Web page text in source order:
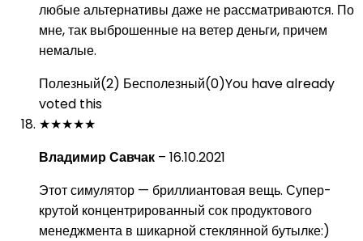
любые альтернативы даже не рассматриваются. По
мне, так выброшенные на ветер деньги, причем
немалые.
Полезный(2) Бесполезный(0)You have already
voted this
★★★★★
Владимир Савчак – 16.10.2021
Этот симулятор — бриллиантовая вещь. Супер-
крутой концентрированный сок продуктового
менеджмента в шикарной стеклянной бутылке:)